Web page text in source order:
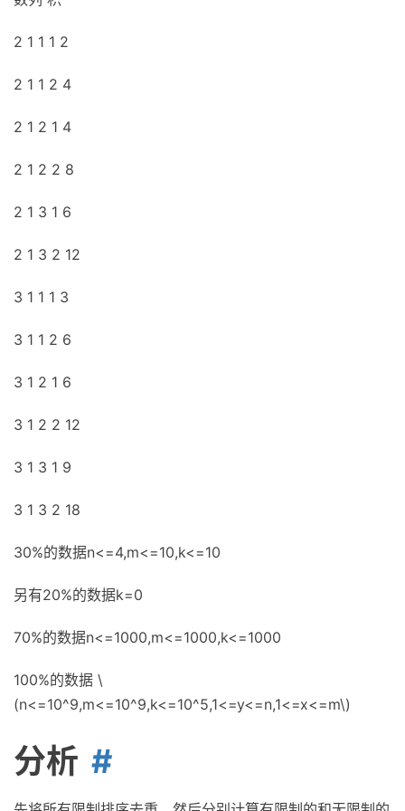
2 1 1 1 2
2 1 1 2 4
2 1 2 1 4
2 1 2 2 8
2 1 3 1 6
2 1 3 2 12
3 1 1 1 3
3 1 1 2 6
3 1 2 1 6
3 1 2 2 12
3 1 3 1 9
3 1 3 2 18
30%的数据n<=4,m<=10,k<=10
另有20%的数据k=0
70%的数据n<=1000,m<=1000,k<=1000
100%的数据 \
(n<=10^9,m<=10^9,k<=10^5,1<=y<=n,1<=x<=m\)
分析